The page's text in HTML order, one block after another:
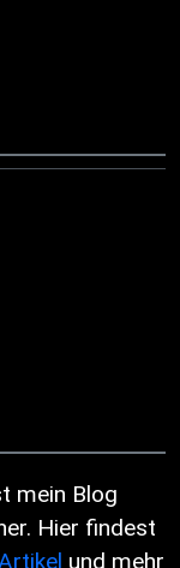
mein Blog
Hier findest
und mehr